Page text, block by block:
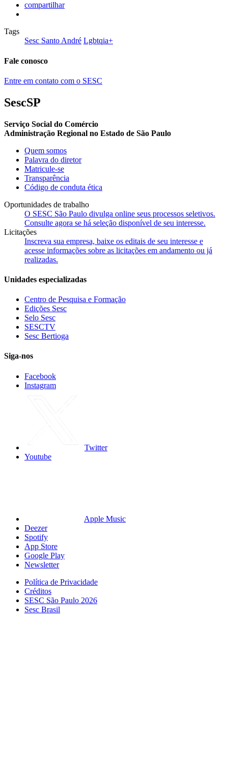
compartilhar
Tags
Sesc Santo André Lgbtqia+
Fale conosco
Entre em contato com o SESC
SescSP
Serviço Social do Comércio
Administração Regional no Estado de São Paulo
Quem somos
Palavra do diretor
Matricule-se
Transparência
Código de conduta ética
Oportunidades de trabalho
O SESC São Paulo divulga online seus processos seletivos.
Consulte agora se há seleção disponível de seu interesse.
Licitações
Inscreva sua empresa, baixe os editais de seu interesse e
acesse informações sobre as licitações em andamento ou já
realizadas.
Unidades especializadas
Centro de Pesquisa e Formação
Edições Sesc
Selo Sesc
SESCTV
Sesc Bertioga
Siga-nos
Facebook
Instagram
Twitter
Youtube
Apple Music
Deezer
Spotify
App Store
Google Play
Newsletter
Política de Privacidade
Créditos
SESC São Paulo 2026
Sesc Brasil